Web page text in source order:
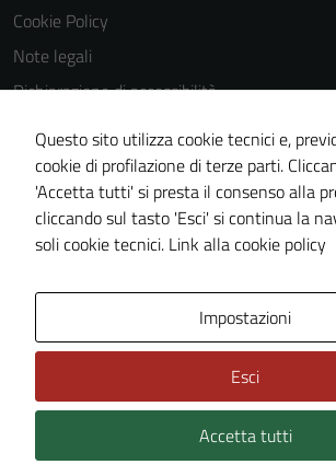
Cookie Policy
Note legali
Dichiarazione di accessibilità
Dichiarazione di accessibilità Servizi
Whistleblowing
Piano di miglioramento del sito
Area riservata
Technical Design s.r.l.
Questo sito utilizza cookie tecnici e,
cookie di profilazione di terze parti.
'Accetta tutti' si presta il consenso alla
cliccando sul tasto 'Esci' si continua la
soli cookie tecnici. Link alla cookie policy
Impostazioni
Esci
Accetta tutti